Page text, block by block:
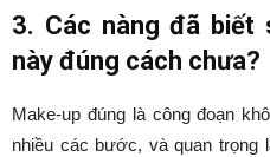
3. Các nàng đã biết
này đúng cách chưa?
Make-up đúng là công đoạn
nhiều các bước, và quan trọng